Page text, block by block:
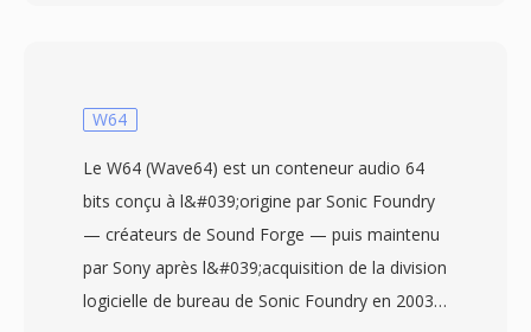
lorsque le contenu AVCHD est accède
d&#039;enregistrement, contrairement àux
fichiers M2TS qui font généralement référence
au même format de flux de transport dans le
contexte dès disques Blu-ray. Les camescopes
grand public et semi-professionnels de Sony,
W64
Le W64 (Wave64) est un conteneur audio 64
bits conçu à l&#039;origine par Sonic Foundry
— créateurs de Sound Forge — puis maintenu
par Sony après l&#039;acquisition de la division
logicielle de bureau de Sonic Foundry en 2003.